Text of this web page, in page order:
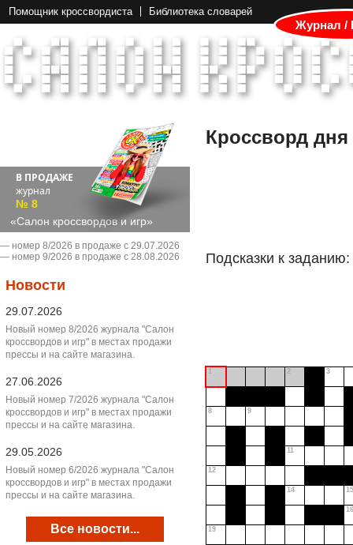
Помощник кроссвордиста Библиотека словарей
Журнал /
В ПРОДАЖЕ
журнал
№ 8
«Салон кроссвордов и игр»
― номер 8/2026 в продаже с 29.07.2026
― номер 9/2026 в продаже с 28.08.2026
Новости
29.07.2026
Новый номер 8/2026 журнала "Салон
кроссвордов и игр" в местах продажи
прессы и на сайте магазина.
27.06.2026
Новый номер 7/2026 журнала "Салон
кроссвордов и игр" в местах продажи
прессы и на сайте магазина.
29.05.2026
Новый номер 6/2026 журнала "Салон
кроссвордов и игр" в местах продажи
прессы и на сайте магазина.
Все новости...
Кроссворд дня
Подсказки к заданию:
1 2 3
8 9
11
12
14 15
16
19